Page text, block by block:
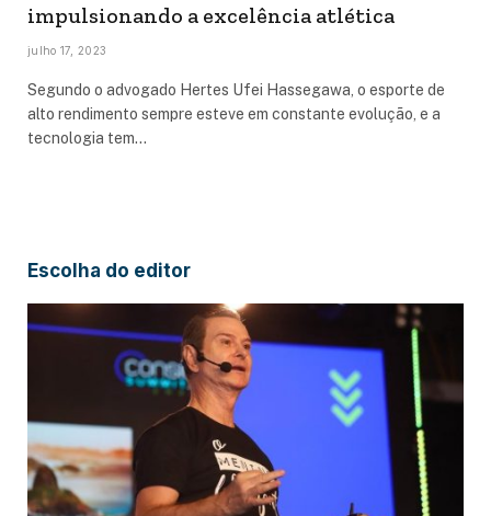
impulsionando a excelência atlética
julho 17, 2023
Segundo o advogado Hertes Ufei Hassegawa, o esporte de
alto rendimento sempre esteve em constante evolução, e a
tecnologia tem…
Escolha do editor